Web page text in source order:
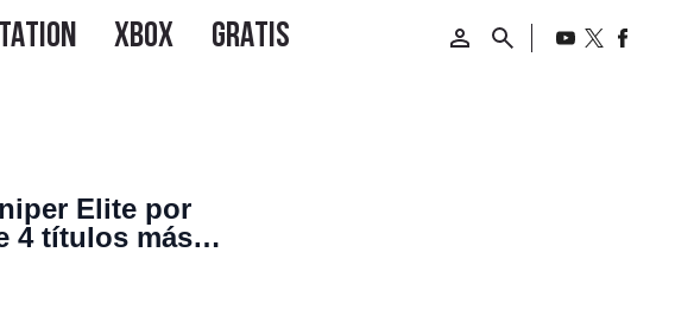
Elite por
4 títulos más